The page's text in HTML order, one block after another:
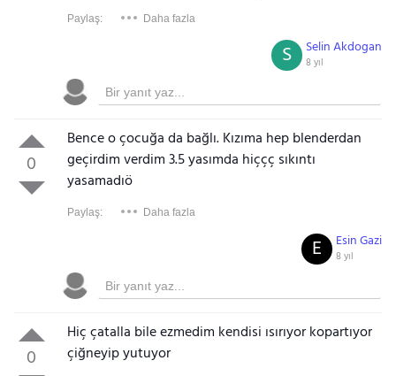
Paylaş: Daha fazla
Selin Akdogan
8 yıl
S
0
Bence o çocuğa da bağlı. Kızıma hep blenderdan
geçirdim verdim 3.5 yasımda hiççç sıkıntı
yasamadıö
Paylaş: Daha fazla
Esin Gazi
8 yıl
E
0
Hiç çatalla bile ezmedim kendisi ısırıyor kopartıyor
çiğneyip yutuyor